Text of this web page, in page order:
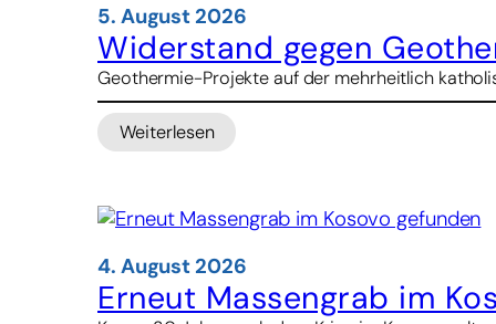
Staatsanwalt
droht
Kirche
mit
Kürzungen
bei
Schulbeihilfen
5. August 2026
Widerstand gegen
Geothermie-Projekte auf der mehrheitlich
Weiterlesen
:
Geothermie-
in
Indonesien
4. August 2026
Erneut Massengrab im